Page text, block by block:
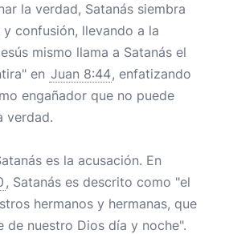
la verdad, Satanás siembra
confusión, llevando a la
mismo llama a Satanás el
en Juan 8:44, enfatizando
engañador que no puede
verdad.
es la acusación. En
, Satanás es descrito como "el
hermanos y hermanas, que
de nuestro Dios día y noche".